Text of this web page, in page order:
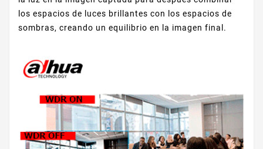
los espacios de luces brillantes con los espacios de
sombras, creando un equilibrio en la imagen final.